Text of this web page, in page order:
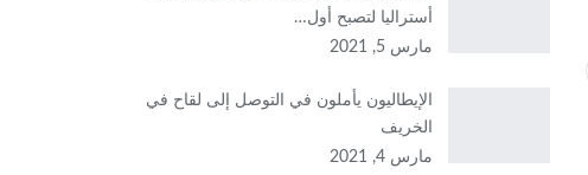
أستراليا لتصبح أول…
مارس 5, 2021
الإيطاليون يأملون في التوصل إلى لقاح في
الخريف
مارس 4, 2021